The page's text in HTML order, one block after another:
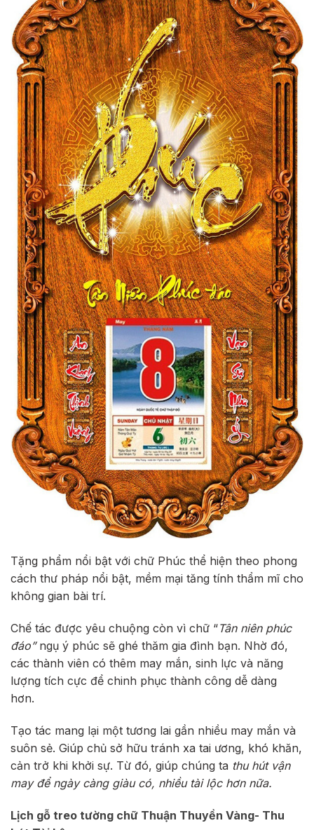
Tặng phẩm nổi bật với chữ Phúc thể hiện theo phong
cách thư pháp nổi bật, mềm mại tăng tính thẩm mĩ cho
không gian bài trí.
Chế tác được yêu chuộng còn vì chữ “Tân niên phúc
đáo”ngụ ý phúc sẽ ghé thăm gia đình bạn. Nhờ đó,
các thành viên có thêm may mắn, sinh lực và năng
lượng tích cực để chinh phục thành công dễ dàng
hơn.
Tạo tác mang lại một tương lai gần nhiều may mắn và
suôn sẻ. Giúp chủ sở hữu tránh xa tai ương, khó khăn,
cản trở khi khởi sự. Từ đó, giúp chúng ta thu hút vận
may để ngày càng giàu có, nhiều tài lộc hơn nữa.
Lịch gỗ treo tường chữ Thuận Thuyền Vàng- Thu